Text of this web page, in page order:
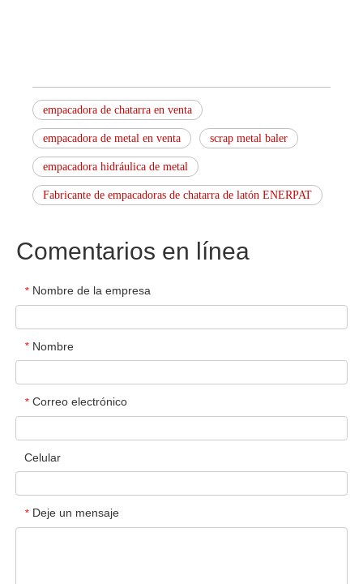
empacadora de chatarra en venta
empacadora de metal en venta scrap metal baler
empacadora hidráulica de metal
Fabricante de empacadoras de chatarra de latón ENERPAT
Comentarios en línea
* Nombre de la empresa
* Nombre
* Correo electrónico
Celular
* Deje un mensaje